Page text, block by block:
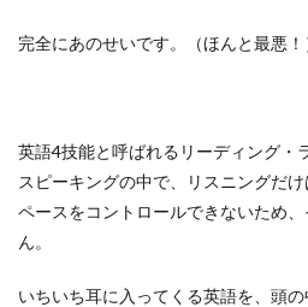
完全にあのせいです。（ほんと最悪！
英語4技能と呼ばれるリーディング・
スピーキングの中で、リスニングだ
ペースをコントロールできないため
ん。
いちいち耳に入ってくる英語を、頭